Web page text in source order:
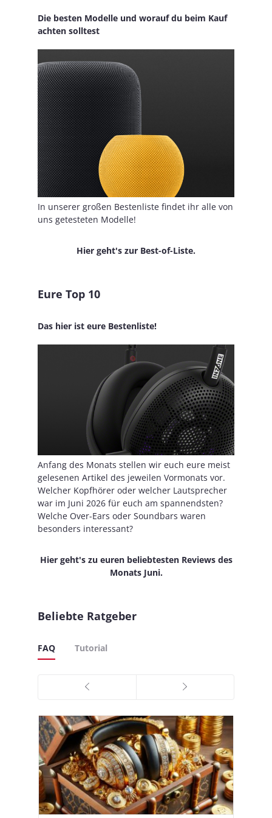
Die besten Modelle und worauf du beim Kauf
achten solltest
In unserer großen Bestenliste findet ihr alle von
uns getesteten Modelle!
Hier geht's zur Best-of-Liste.
Eure Top 10
Das hier ist eure Bestenliste!
Anfang des Monats stellen wir euch eure meist
gelesenen Artikel des jeweilen Vormonats vor.
Welcher Kopfhörer oder welcher Lautsprecher
war im Juni 2026 für euch am spannendsten?
Welche Over-Ears oder Soundbars waren
besonders interessant?
Hier geht's zu euren beliebtesten Reviews des
Monats Juni.
Beliebte Ratgeber
FAQ Tutorial